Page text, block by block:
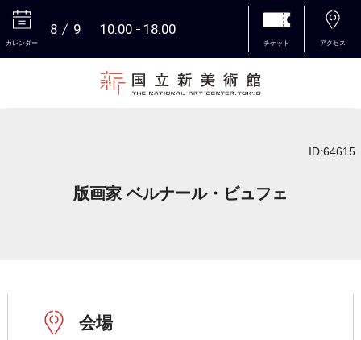
カレンダー
8 9 10:00 18:00
チケット アクセス
ID:64615
版画家 ベルナール・ビュフェ
会場